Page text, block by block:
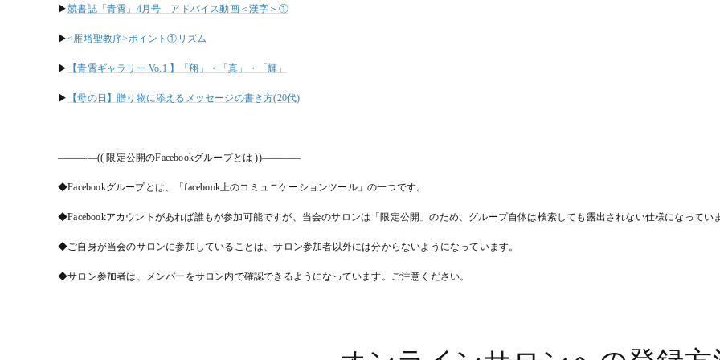
▶競書誌「青霄」4月号 アドバイス動画＜漢字＞①
▶<雁塔聖教序>ポイント①リズム
▶ 【青霄ギャラリー Vo.1 】「翔」・「真」・「輝」
▶ 【母の日】贈り物に添えるメッセージの書き方(20代)
――――(( 限定公開のFacebookグループとは ))――――
◆Facebookグループとは、「facebook上のコミュニケーションツール」の一つです。
◆Facebookアカウントがあれば誰もが参加可能ですが、当会のサロンは「限定公開」のため、グループ自体は検索しても露出されない仕様になってい
◆ご自身が当会のサロンに参加していることは、サロン参加者以外には分からないようになっています。
◆サロン参加者は、メンバーをサロン内で確認できるようになっています。ご注意ください。